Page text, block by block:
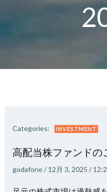
Categories: INVESTMENT
高配当株ファンドの
godafone/ 12月 3, 2025 /